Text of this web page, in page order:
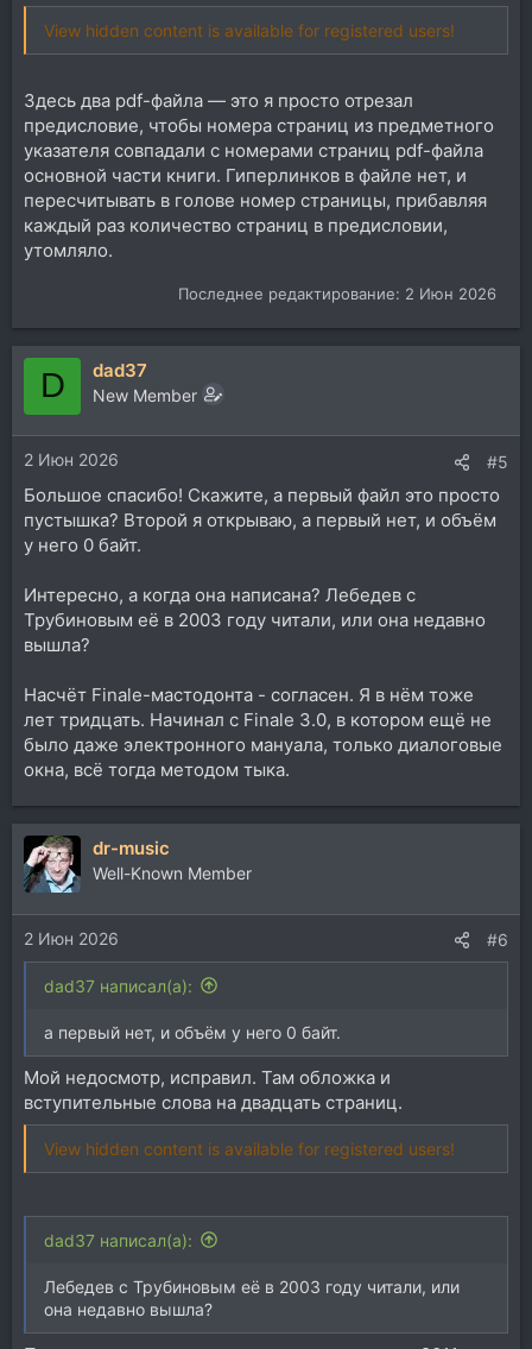
View hidden content is available for registered users!
Здесь два pdf-файла — это я просто отрезал
предисловие, чтобы номера страниц из предметного
указателя совпадали с номерами страниц pdf-файла
основной части книги. Гиперлинков в файле нет, и
пересчитывать в голове номер страницы, прибавляя
каждый раз количество страниц в предисловии,
утомляло.
Последнее редактирование: 2 Июн 2026
D dad37
New Member
2 Июн 2026 #5
Большое спасибо! Скажите, а первый файл это просто
пустышка? Второй я открываю, а первый нет, и объём
у него 0 байт.
Интересно, а когда она написана? Лебедев с
Трубиновым её в 2003 году читали, или она недавно
вышла?
Насчёт Finale-мастодонта - согласен. Я в нём тоже
лет тридцать. Начинал с Finale 3.0, в котором ещё не
было даже электронного мануала, только диалоговые
окна, всё тогда методом тыка.
dr-music
Well-Known Member
2 Июн 2026 #6
dad37 написал(а):
а первый нет, и объём у него 0 байт.
Мой недосмотр, исправил. Там обложка и
вступительные слова на двадцать страниц.
View hidden content is available for registered users!
dad37 написал(а):
Лебедев с Трубиновым её в 2003 году читали, или
она недавно вышла?